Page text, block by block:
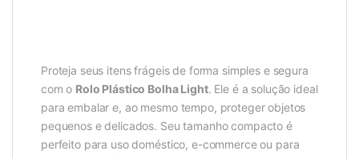
Proteja seus itens frágeis de forma simples e segura
com o Rolo Plástico Bolha Light. Ele é a solução ideal
para embalar e, ao mesmo tempo, proteger objetos
pequenos e delicados. Seu tamanho compacto é
perfeito para uso doméstico, e-commerce ou para